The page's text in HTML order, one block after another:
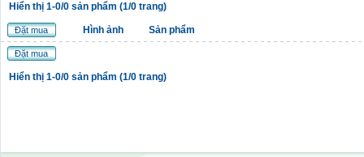
Hiển thị 1-0/0 sản phẩm (1/0 trang)
Đặt mua Hình ảnh Sản phẩm
Đặt mua
Hiển thị 1-0/0 sản phẩm (1/0 trang)